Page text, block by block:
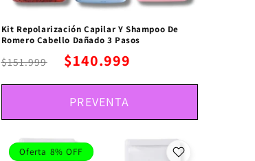
Kit Repolarización Capilar Y Shampoo De
Romero Cabello Dañado 3 Pasos
$151.999 $140.999
PREVENTA
Oferta 8% OFF